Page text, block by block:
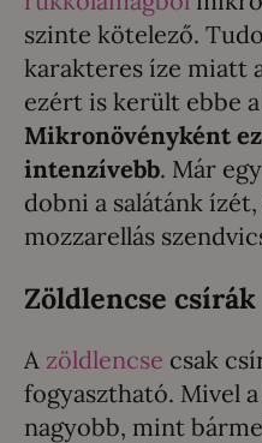
szinte kötelező.
karakteres íze miatt
ezért is került ebbe
Mikronövényként
intenzívebb. Már
dobni a salátánk
mozzarellás
Zöldlencse csírák
A zöldlencse csak
fogyasztható. Mivel
nagyobb, mint